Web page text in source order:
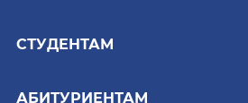
СТУДЕНТАМ
АБИТУРИЕНТАМ